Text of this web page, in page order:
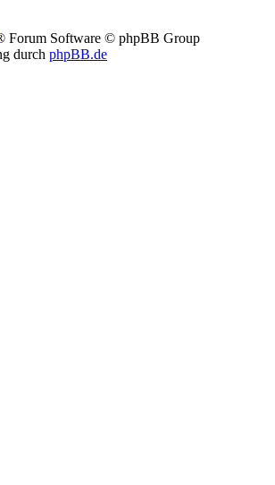
Forum Software © phpBB Group
durch phpBB.de